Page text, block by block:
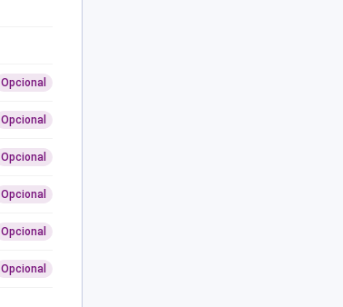
Opcional
Opcional
Opcional
Opcional
Opcional
Opcional